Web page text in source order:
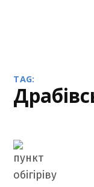
TAG: